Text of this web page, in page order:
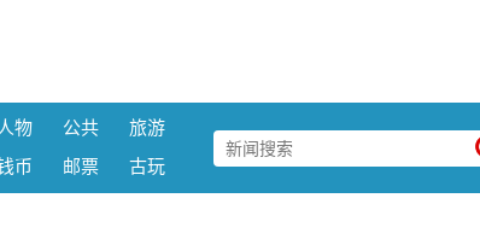
人物 公共
旅游
币 邮票 古玩